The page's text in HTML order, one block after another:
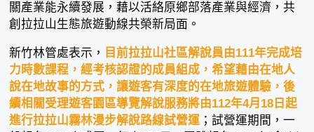
關產業能永續發展，藉以活絡原鄉部落產業與經濟，共
創拉拉山生態旅遊動線共榮新局面。
新竹林管處表示， 目前拉拉山社區解說員由111年完成培
力時數課程，經考核認證的成員組成，希望藉由在地人
說在地故事的方式，讓遊客有深度的在地旅遊體驗，後
續相關受理遊客園區導覽解說服務將由112年4月18日起
進行拉拉山霧林漫步解說路線試營運 ；試營運期間，一